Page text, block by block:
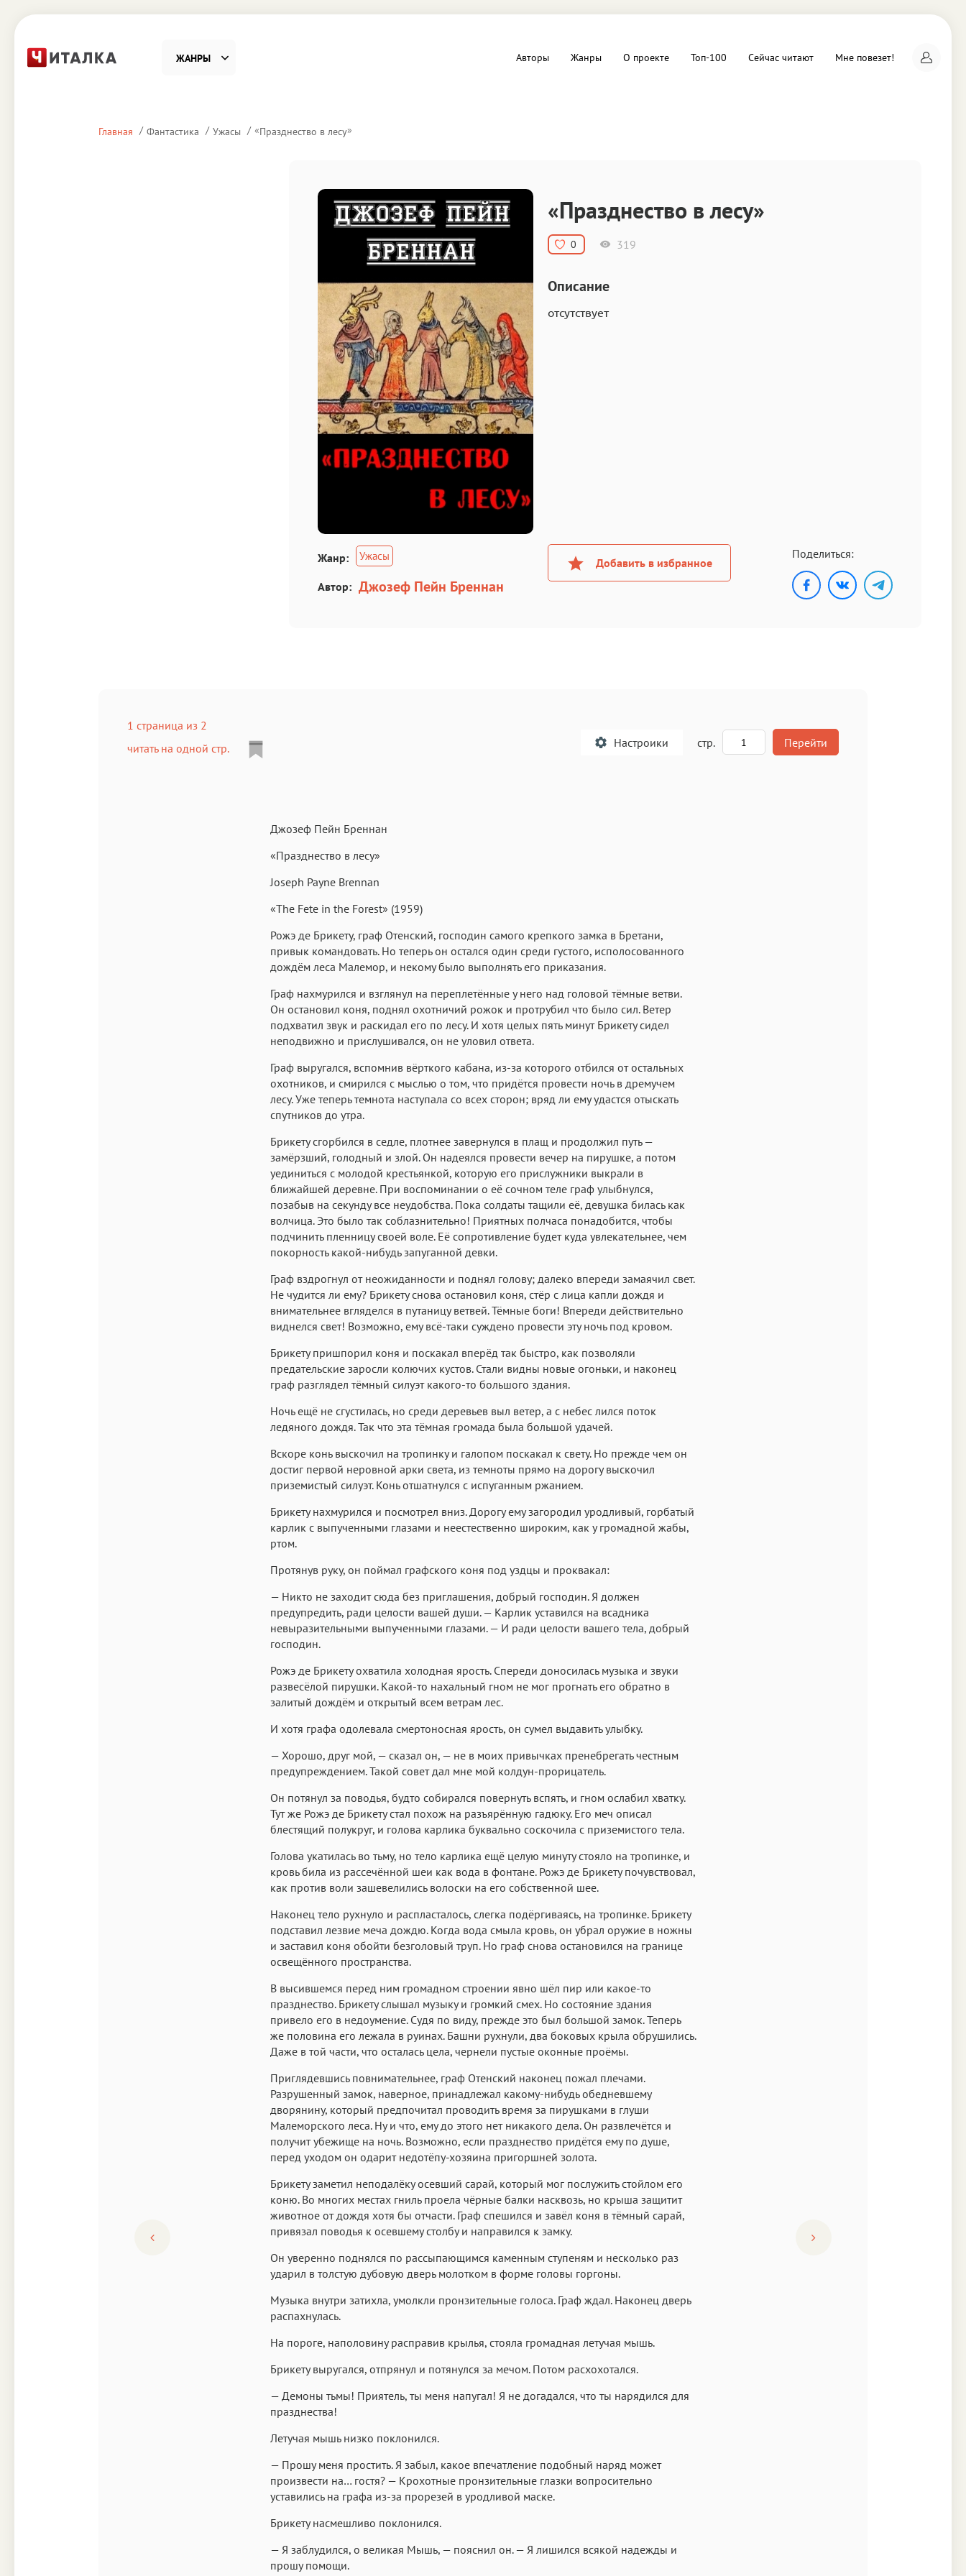
ЖАНРЫ
Драматургия
Компьютеры и Интернет
Старинное Фольклор
Прочее
Авторы Жанры О проекте Топ-100 Сейчас читают Мне повезет!
Главная Фантастика Ужасы «Празднество в лесу»
Жанр: Ужасы
Автор: Джозеф Пейн Бреннан
«Празднество в лесу»
0 319
Описание
отсутствует
Добавить в избранное
Поделиться:
1 страница из 2
читать на одной стр.
Настроики
Аа
Roboto
Аа Аа
Fira Sans
Аа
Аа
Iowan
Аа
San Francisco Аа
SF Serif Аа
New York
Аа
Helvetica Neue
Аа
Arial Georgia Times New Roman
Аа Аа Аа Аа
стр. Перейти
Джозеф Пейн Бреннан
«Празднество в лесу»
Joseph Payne Brennan
«The Fete in the Forest» (1959)
Рожэ де Брикету, граф Отенский, господин самого крепкого замка в Бретани,
привык командовать. Но теперь он остался один среди густого, исполосованного
дождём леса Малемор, и некому было выполнять его приказания.
Граф нахмурился и взглянул на переплетённые у него над головой тёмные ветви.
Он остановил коня, поднял охотничий рожок и протрубил что было сил. Ветер
подхватил звук и раскидал его по лесу. И хотя целых пять минут Брикету сидел
неподвижно и прислушивался, он не уловил ответа.
Граф выругался, вспомнив вёрткого кабана, из-за которого отбился от остальных
охотников, и смирился с мыслью о том, что придётся провести ночь в дремучем
лесу. Уже теперь темнота наступала со всех сторон; вряд ли ему удастся отыскать
спутников до утра.
Брикету сгорбился в седле, плотнее завернулся в плащ и продолжил путь —
замёрзший, голодный и злой. Он надеялся провести вечер на пирушке, а потом
уединиться с молодой крестьянкой, которую его прислужники выкрали в
ближайшей деревне. При воспоминании о её сочном теле граф улыбнулся,
позабыв на секунду все неудобства. Пока солдаты тащили её, девушка билась как
волчица. Это было так соблазнительно! Приятных полчаса понадобится, чтобы
подчинить пленницу своей воле. Её сопротивление будет куда увлекательнее, чем
покорность какой-нибудь запуганной девки.
Граф вздрогнул от неожиданности и поднял голову; далеко впереди замаячил свет.
Не чудится ли ему? Брикету снова остановил коня, стёр с лица капли дождя и
внимательнее вгляделся в путаницу ветвей. Тёмные боги! Впереди действительно
виднелся свет! Возможно, ему всё-таки суждено провести эту ночь под кровом.
Брикету пришпорил коня и поскакал вперёд так быстро, как позволяли
предательские заросли колючих кустов. Стали видны новые огоньки, и наконец
граф разглядел тёмный силуэт какого-то большого здания.
Ночь ещё не сгустилась, но среди деревьев выл ветер, а с небес лился поток
ледяного дождя. Так что эта тёмная громада была большой удачей.
Вскоре конь выскочил на тропинку и галопом поскакал к свету. Но прежде чем он
достиг первой неровной арки света, из темноты прямо на дорогу выскочил
приземистый силуэт. Конь отшатнулся с испуганным ржанием.
Брикету нахмурился и посмотрел вниз. Дорогу ему загородил уродливый, горбатый
карлик с выпученными глазами и неестественно широким, как у громадной жабы,
ртом.
Протянув руку, он поймал графского коня под уздцы и проквакал:
— Никто не заходит сюда без приглашения, добрый господин. Я должен
предупредить, ради целости вашей души. — Карлик уставился на всадника
невыразительными выпученными глазами. — И ради целости вашего тела, добрый
господин.
Рожэ де Брикету охватила холодная ярость. Спереди доносилась музыка и звуки
развесёлой пирушки. Какой-то нахальный гном не мог прогнать его обратно в
залитый дождём и открытый всем ветрам лес.
И хотя графа одолевала смертоносная ярость, он сумел выдавить улыбку.
— Хорошо, друг мой, — сказал он, — не в моих привычках пренебрегать честным
предупреждением. Такой совет дал мне мой колдун-прорицатель.
Он потянул за поводья, будто собирался повернуть вспять, и гном ослабил хватку.
Тут же Рожэ де Брикету стал похож на разъярённую гадюку. Его меч описал
блестящий полукруг, и голова карлика буквально соскочила с приземистого тела.
Голова укатилась во тьму, но тело карлика ещё целую минуту стояло на тропинке, и
кровь била из рассечённой шеи как вода в фонтане. Рожэ де Брикету почувствовал,
как против воли зашевелились волоски на его собственной шее.
Наконец тело рухнуло и распласталось, слегка подёргиваясь, на тропинке. Брикету
подставил лезвие меча дождю. Когда вода смыла кровь, он убрал оружие в ножны
и заставил коня обойти безголовый труп. Но граф снова остановился на границе
освещённого пространства.
В высившемся перед ним громадном строении явно шёл пир или какое-то
празднество. Брикету слышал музыку и громкий смех. Но состояние здания
привело его в недоумение. Судя по виду, прежде это был большой замок. Теперь
же половина его лежала в руинах. Башни рухнули, два боковых крыла обрушились.
Даже в той части, что осталась цела, чернели пустые оконные проёмы.
Приглядевшись повнимательнее, граф Отенский наконец пожал плечами.
Разрушенный замок, наверное, принадлежал какому-нибудь обедневшему
дворянину, который предпочитал проводить время за пирушками в глуши
Малеморского леса. Ну и что, ему до этого нет никакого дела. Он развлечётся и
получит убежище на ночь. Возможно, если празднество придётся ему по душе,
перед уходом он одарит недотёпу-хозяина пригоршней золота.
Брикету заметил неподалёку осевший сарай, который мог послужить стойлом его
коню. Во многих местах гниль проела чёрные балки насквозь, но крыша защитит
животное от дождя хотя бы отчасти. Граф спешился и завёл коня в тёмный сарай,
привязал поводья к осевшему столбу и направился к замку.
Он уверенно поднялся по рассыпающимся каменным ступеням и несколько раз
ударил в толстую дубовую дверь молотком в форме головы горгоны.
Музыка внутри затихла, умолкли пронзительные голоса. Граф ждал. Наконец дверь
распахнулась.
На пороге, наполовину расправив крылья, стояла громадная летучая мышь.
Брикету выругался, отпрянул и потянулся за мечом. Потом расхохотался.
— Демоны тьмы! Приятель, ты меня напугал! Я не догадался, что ты нарядился для
празднества!
Летучая мышь низко поклонился.
— Прошу меня простить. Я забыл, какое впечатление подобный наряд может
произвести на… гостя? — Крохотные пронзительные глазки вопросительно
уставились на графа из-за прорезей в уродливой маске.
Брикету насмешливо поклонился.
— Я заблудился, о великая Мышь, — пояснил он. — Я лишился всякой надежды и
прошу помощи.